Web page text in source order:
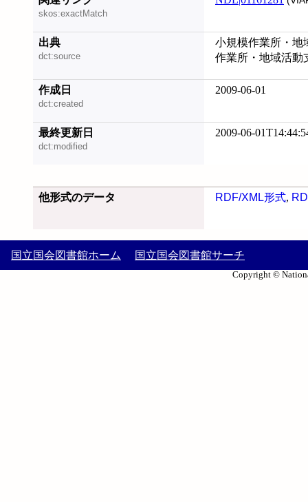
skos:exactMatch
出典
dct:source
小規模作業所・地
作業所・地域活動
作成日
dct:created
2009-06-01
最終更新日
dct:modified
2009-06-
他形式のデータ RDF/XML形式,
国立国会図書館ホーム 国立国会図書館サーチ
Copyright ©